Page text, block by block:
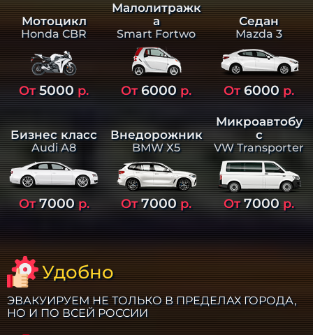
Мотоцикл
Honda CBR
От5000р.
Малолитражк
а
Smart Fortwo
От6000р.
Седан
Mazda 3
От6000р.
Бизнес класс
Audi A8
От7000р.
Внедорожник
BMW X5
От7000р.
Микроавтобу
с
VW Transporter
От7000р.
Удобно
ЭВАКУИРУЕМ НЕ ТОЛЬКО В ПРЕДЕЛАХ ГОРОДА,
НО И ПО ВСЕЙ РОССИИ